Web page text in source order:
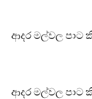
ආදර මල්වල පාට
ආදර මල්වල පාට